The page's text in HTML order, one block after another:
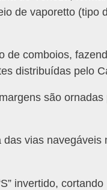
de vaporetto (tipo
de comboios,
distribuídas pelo
são ornadas
vias navegáveis
invertido, cortando